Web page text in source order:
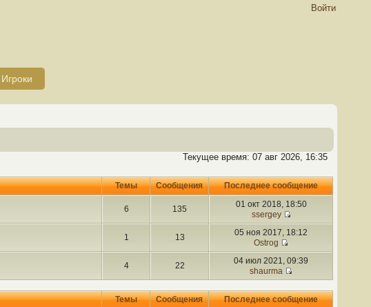
Войти
Игроки
Текущее время: 07 авг 2026, 16:35
Темы Сообщения Последнее сообщение
6 135
01 окт 2018, 18:50
ssergey
1 13
05 ноя 2017, 18:12
Ostrog
4 22
04 июл 2021, 09:39
shaurma
Темы Сообщения Последнее сообщение